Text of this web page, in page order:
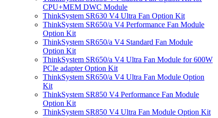
CPU+MEM DWC Module
ThinkSystem SR630 V4 Ultra Fan Option Kit
ThinkSystem SR650/a V4 Performance Fan Module
Option Kit
ThinkSystem SR650/a V4 Standard Fan Module
Option Kit
ThinkSystem SR650/a V4 Ultra Fan Module for 600W
PCIe adapter Option Kit
ThinkSystem SR650/a V4 Ultra Fan Module Option
Kit
ThinkSystem SR850 V4 Performance Fan Module
Option Kit
ThinkSystem SR850 V4 Ultra Fan Module Option Kit